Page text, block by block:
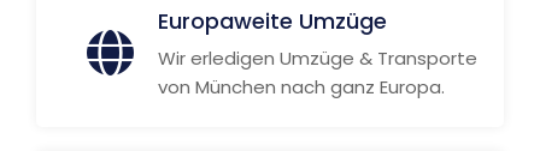
Europaweite Umzüge
Wir erledigen Umzüge & Transporte
von München nach ganz Europa.